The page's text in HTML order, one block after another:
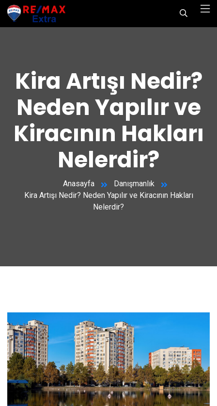
Kira Artışı Nedir?
Neden Yapılır ve
Kiracının Hakları
Nelerdir?
Anasayfa
Danışmanlık
Kira Artışı Nedir? Neden Yapılır ve Kiracının Hakları
Nelerdir?